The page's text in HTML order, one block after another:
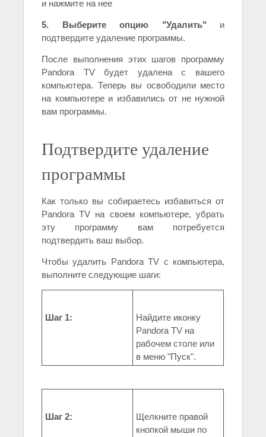
и нажмите на нее
5. Выберите опцию "Удалить" и
подтвердите удаление программы.
После выполнения этих шагов программу
Pandora TV будет удалена с вашего
компьютера. Теперь вы освободили место
на компьютере и избавились от не нужной
вам программы.
Подтвердите удаление
программы
Как только вы собираетесь избавиться от
Pandora TV на своем компьютере, убрать
эту программу вам потребуется
подтвердить ваш выбор.
Чтобы удалить Pandora TV с компьютера,
выполните следующие шаги:
Шаг 1:
Найдите иконку
Pandora TV на
рабочем столе или
в меню "Пуск".
Шаг 2:
Щелкните правой
кнопкой мыши по